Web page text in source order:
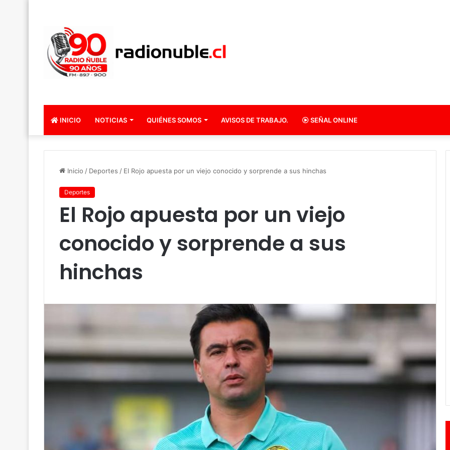
INICIO NOTICIAS QUIÉNES SOMOS AVISOS DE TRABAJO. SEÑAL ONLINE
Inicio / Deportes / El Rojo apuesta por un viejo conocido y sorprende a sus hinchas
Deportes
El Rojo apuesta por un viejo
conocido y sorprende a sus
hinchas